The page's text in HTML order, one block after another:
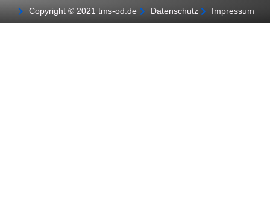
Copyright © 2021 tms-od.de Datenschutz Impressum